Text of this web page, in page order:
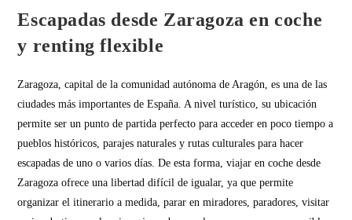
Escapadas desde Zaragoza en coche
y renting flexible
Zaragoza, capital de la comunidad autónoma de Aragón, es una de las
ciudades más importantes de España. A nivel turístico, su ubicación
permite ser un punto de partida perfecto para acceder en poco tiempo a
pueblos históricos, parajes naturales y rutas culturales para hacer
escapadas de uno o varios días. De esta forma, viajar en coche desde
Zaragoza ofrece una libertad difícil de igualar, ya que permite
organizar el itinerario a medida, parar en miradores, paradores, visitar